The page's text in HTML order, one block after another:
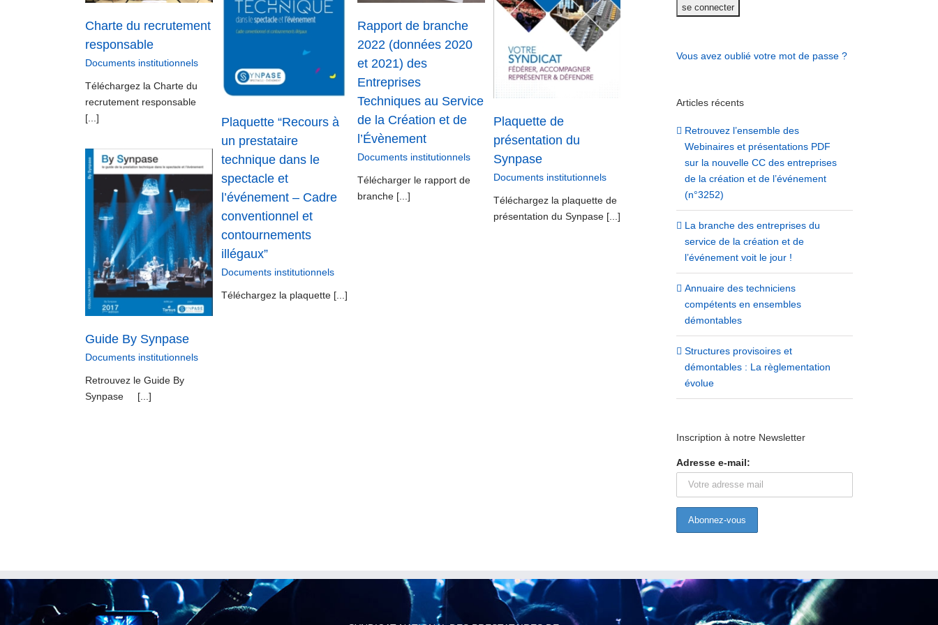
Charte du recrutement
responsable
Documents institutionnels
Téléchargez la Charte du
recrutement responsable
[...]
conventionnel et
contournements
Documents institutionnels
Plaquette “Recours à
un prestataire
technique dans le
spectacle et
l’événement – Cadre
conventionnel et
contournements
illégaux”
Documents institutionnels
Téléchargez la plaquette [...]
Documents institutionnels
Rapport de branche
2022 (données 2020
et 2021) des
Entreprises
Techniques au Service
de la Création et de
l’Évènement
Documents institutionnels
Télécharger le rapport de
branche [...]
présentation du
Documents institutionnels
Plaquette de
présentation du
Synpase
Documents institutionnels
Téléchargez la plaquette de
présentation du Synpase [...]
Guide By Synpase
Documents institutionnels
Retrouvez le Guide By
Synpase [...]
Vous avez oublié votre mot de passe ?
Articles récents
Retrouvez l’ensemble des
Webinaires et présentations PDF
sur la nouvelle CC des entreprises
de la création et de l’événement
(n°3252)
La branche des entreprises du
service de la création et de
l’événement voit le jour !
Annuaire des techniciens
compétents en ensembles
démontables
Structures provisoires et
démontables : La règlementation
évolue
Inscription à notre Newsletter
Adresse e-mail: